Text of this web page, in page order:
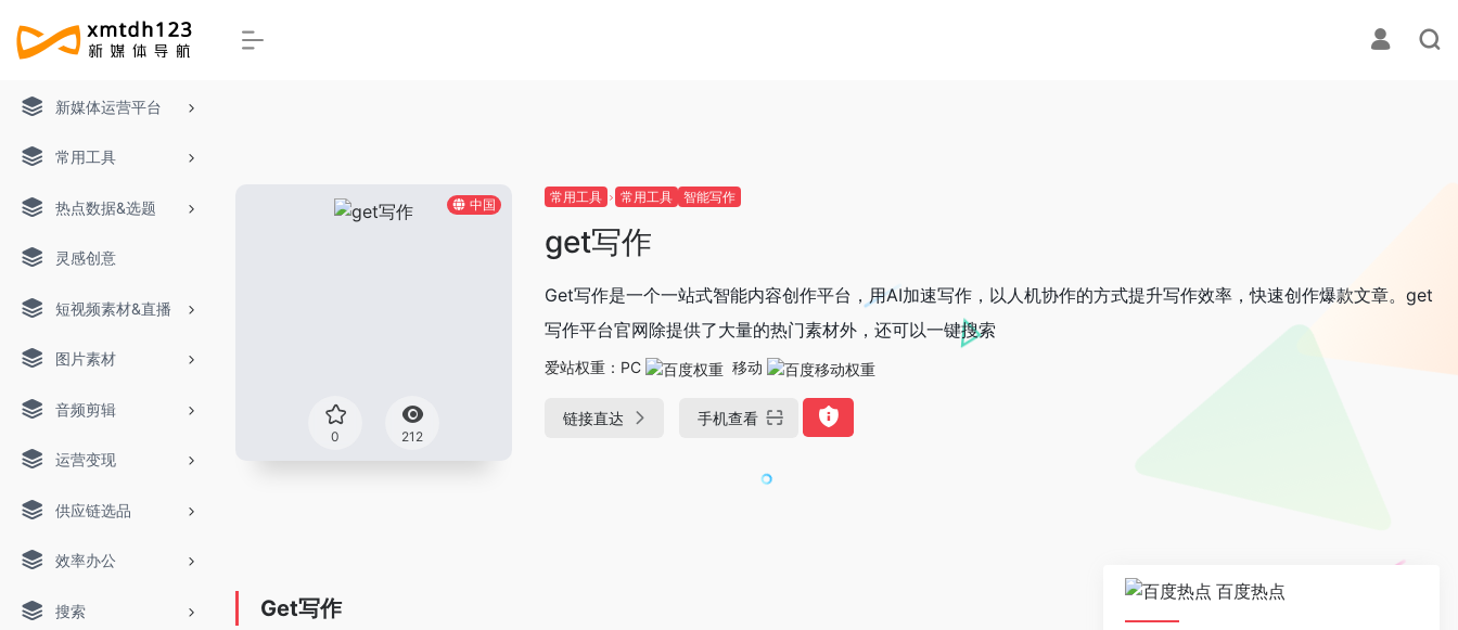
新媒体运营平台
常用工具
热点数据&选题
灵感创意
短视频素材&直播
图片素材
音频剪辑
运营变现
供应链选品
效率办公
搜索
中国
0 212
常用工具 常用工具 智能写作
get写作
Get写作是一个一站式智能内容创作平台，用AI加速写作，以人机协作的方式提升写作效率，快速创作爆款文章。get
写作平台官网除提供了大量的热门素材外，还可以一键搜索
爱站权重： PC 移动
链接直达 手机查看
Get写作
百度热点